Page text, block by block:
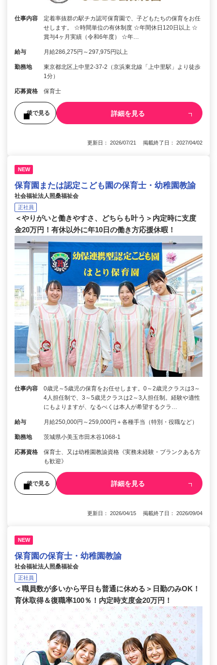
仕事内容
定着率抜群の駅チカ認可保育園で、子どもたちの保育をお任
せします。 ☆時間単位の有休制度 ☆年間休日120日以上 ☆
賞与4ヶ月実績（令和6年度） ☆年…
給与 月給286,275円～297,975円以上
勤務地
東京都北区上中里2-37-2（京浜東北線「上中里駅」より徒歩
1分）
応募資格 保育士
後で見る 詳細を見る
更新日： 2026/07/21 掲載終了日： 2027/04/02
NEW
保育園または認定こども園の保育士・幼稚園教諭
社会福祉法人照桑福祉会
正社員
＜やりがいと働きやすさ、どちらも叶う＞内定時に支度
金20万円！有休以外に年10日の働き方応援休暇！
仕事内容
0歳児～5歳児の保育をお任せします。0～2歳児クラスは3～
4人担任制で、3～5歳児クラスは2～3人担任制。経験や適性
にもよりますが、なるべくは本人が希望するクラ…
給与 月給250,000円～259,000円＋各種手当（特別・役職など）
勤務地 茨城県小美玉市田木谷1068-1
応募資格
保育士、又は幼稚園教諭資格《実務未経験・ブランクある方
も歓迎》
後で見る 詳細を見る
更新日： 2026/04/15 掲載終了日： 2026/09/04
NEW
保育園の保育士・幼稚園教諭
社会福祉法人照桑福祉会
正社員
＜職員数が多いから平日も普通に休める＞日勤のみOK！
育休取得＆復職率100％！内定時支度金20万円！